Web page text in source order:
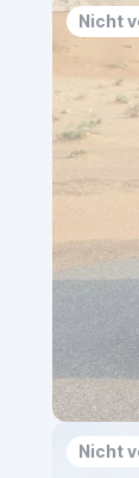
Nicht
Nicht